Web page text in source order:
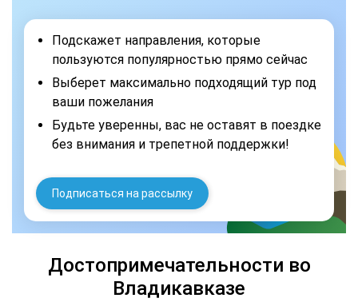
Подскажет направления, которые
пользуются популярностью прямо сейчас
Выберет максимально подходящий тур под
ваши пожелания
Будьте уверенны, вас не оставят в поездке
без внимания и трепетной поддержки!
Подписаться на рассылку
Достопримечательности во
Владикавказе